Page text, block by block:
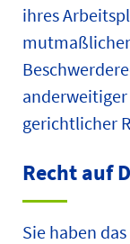
ihres
gerichtlicher
Recht auf
Sie haben